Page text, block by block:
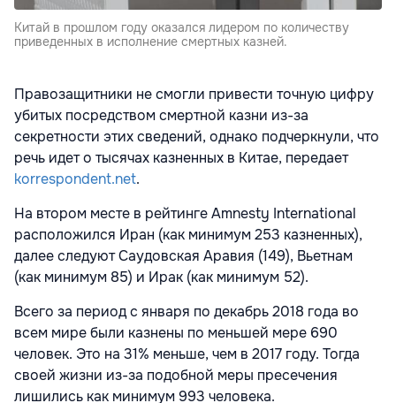
Китай в прошлом году оказался лидером по количеству
приведенных в исполнение смертных казней.
Правозащитники не смогли привести точную цифру
убитых посредством смертной казни из-за
секретности этих сведений, однако подчеркнули, что
речь идет о тысячах казненных в Китае, передает
korrespondent.net.
На втором месте в рейтинге Amnesty International
расположился Иран (как минимум 253 казненных),
далее следуют Саудовская Аравия (149), Вьетнам
(как минимум 85) и Ирак (как минимум 52).
Всего за период с января по декабрь 2018 года во
всем мире были казнены по меньшей мере 690
человек. Это на 31% меньше, чем в 2017 году. Тогда
своей жизни из-за подобной меры пресечения
лишились как минимум 993 человека.